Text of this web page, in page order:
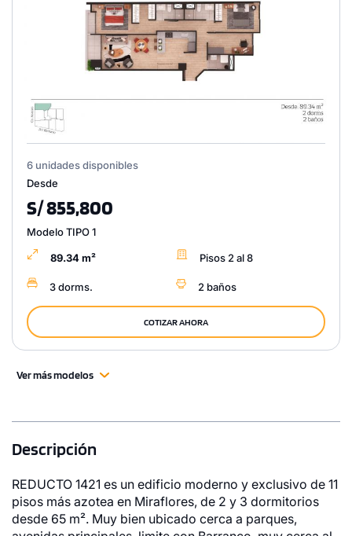
6 unidades disponibles
Desde
S/ 855,800
Modelo TIPO 1
89.34 m² Pisos 2 al 8
3 dorms. 2 baños
COTIZAR AHORA
Ver más modelos
Descripción
REDUCTO 1421 es un edificio moderno y exclusivo de 11
pisos más azotea en Miraflores, de 2 y 3 dormitorios
desde 65 m². Muy bien ubicado cerca a parques,